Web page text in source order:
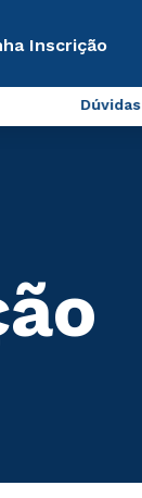
Inscrição
Dúvidas